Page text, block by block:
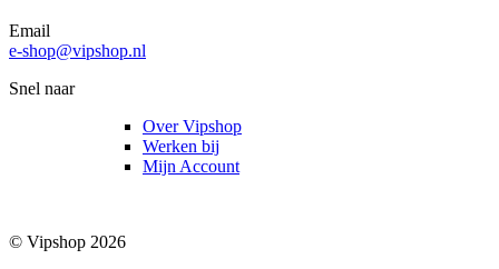
Email
e-shop@vipshop.nl
Snel naar
Over Vipshop
Werken bij
Mijn Account
© Vipshop 2026